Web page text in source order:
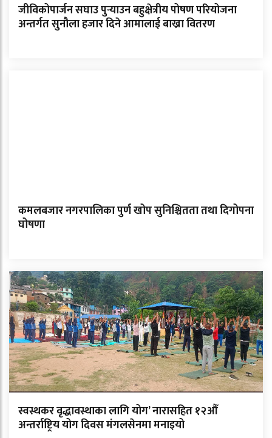
जीविकोपार्जन सघाउ पुर्‍याउन बहुक्षेत्रीय पोषण परियोजना
अन्तर्गत सुनौला हजार दिने आमालाई बाख्रा वितरण
कमलबजार नगरपालिका पुर्ण खोप सुनिश्चितता तथा दिगोपना
घोषणा
स्वस्थकर वृद्धावस्थाका लागि योग’ नारासहित १२औँ
अन्तर्राष्ट्रिय योग दिवस मंगलसेनमा मनाइयो